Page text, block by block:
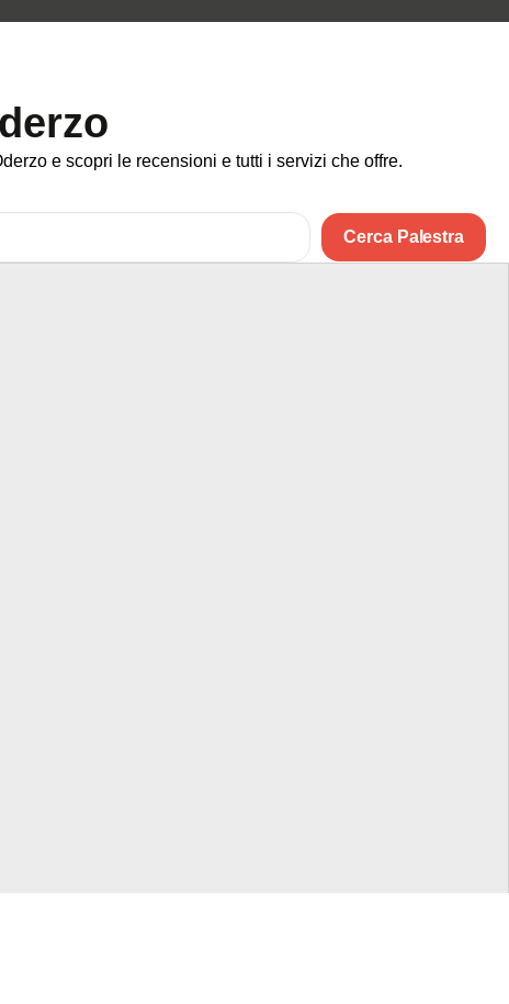
e scopri le recensioni e tutti i servizi che offre.
Cerca Palestra